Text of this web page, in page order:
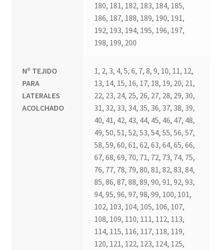
180, 181, 182, 183, 184, 185,
186, 187, 188, 189, 190, 191,
192, 193, 194, 195, 196, 197,
198, 199, 200
Nº TEJIDO
PARA
LATERALES
ACOLCHADO
1, 2, 3, 4, 5, 6, 7, 8, 9, 10, 11, 12,
13, 14, 15, 16, 17, 18, 19, 20, 21,
22, 23, 24, 25, 26, 27, 28, 29, 30,
31, 32, 33, 34, 35, 36, 37, 38, 39,
40, 41, 42, 43, 44, 45, 46, 47, 48,
49, 50, 51, 52, 53, 54, 55, 56, 57,
58, 59, 60, 61, 62, 63, 64, 65, 66,
67, 68, 69, 70, 71, 72, 73, 74, 75,
76, 77, 78, 79, 80, 81, 82, 83, 84,
85, 86, 87, 88, 89, 90, 91, 92, 93,
94, 95, 96, 97, 98, 99, 100, 101,
102, 103, 104, 105, 106, 107,
108, 109, 110, 111, 112, 113,
114, 115, 116, 117, 118, 119,
120, 121, 122, 123, 124, 125,